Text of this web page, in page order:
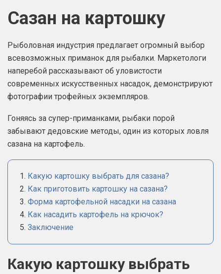
Сазан на картошку
Рыболовная индустрия предлагает огромный выбор
всевозможных приманок для рыбалки. Маркетологи
наперебой рассказывают об уловистости
современных искусственных насадок, демонстрируют
фотографии трофейных экземпляров.
Гоняясь за супер-приманками, рыбаки порой
забывают дедовские методы, один из которых ловля
сазана на картофель.
Какую картошку выбрать для сазана?
Как приготовить картошку на сазана?
Форма картофельной насадки на сазана
Как насадить картофель на крючок?
Заключение
Какую картошку выбрать